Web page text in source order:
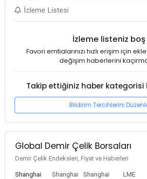
İzleme Listesi
İzleme listeniz boş
Favori emtialarınızı hızlı erişim için
değişim haberlerini
Takip ettiğiniz haber kategorisi
Bildirim Tercihlerini
Global Demir Çelik Borsaları
Demir Çelik Endeksleri, Fiyat ve Haberleri
Shanghai
Shanghai
Shanghai
LME